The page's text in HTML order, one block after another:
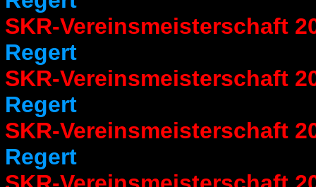
SKR-Vereinsmeisterschaft
Regert
SKR-
Regert
SKR-Vereinsmeisterschaft
Regert